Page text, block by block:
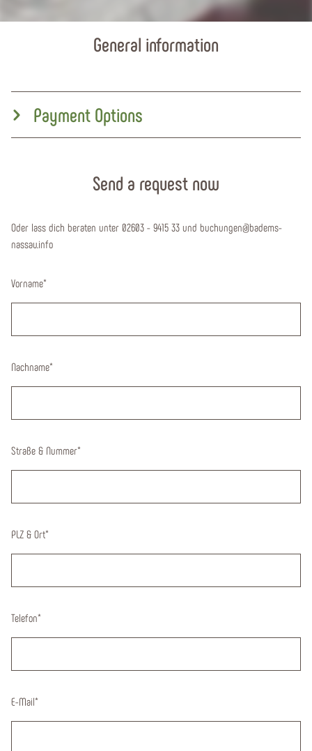
General information
Payment Options
Send a request now
Oder lass dich beraten unter 02603 - 9415 33 und buchungen@badems-
nassau.info
Vorname*
Nachname*
Straße & Nummer*
PLZ & Ort*
Telefon*
E-Mail*